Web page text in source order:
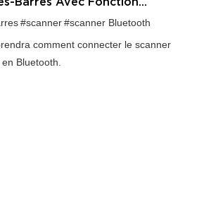
L'utiliser
#scanner#scanner Bluetooth
comment connecter le scanner
Bluetooth.